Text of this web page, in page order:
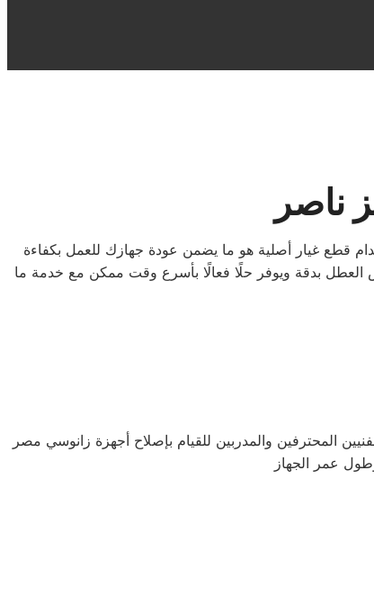
ناصر
قطع غيار أصلية هو ما يضمن عودة جهازك للعمل بكفاءة
بدقة ويوفر حلًا فعالًا بأسرع وقت ممكن مع خدمة ما
المحترفين والمدربين للقيام بإصلاح أجهزة زانوسي مصر